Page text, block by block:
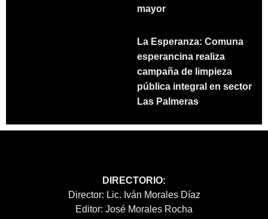
mayor
La Esperanza: Comuna
esperancina realiza
campaña de limpieza
pública integral en sector
Las Palmeras
DIRECTORIO:
Director: Lic. Iván Morales Díaz
Editor: José Morales Rocha